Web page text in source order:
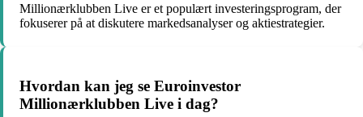
Millionærklubben Live er et populært investeringsprogram, der
fokuserer på at diskutere markedsanalyser og aktiestrategier.
Hvordan kan jeg se Euroinvestor
Millionærklubben Live i dag?